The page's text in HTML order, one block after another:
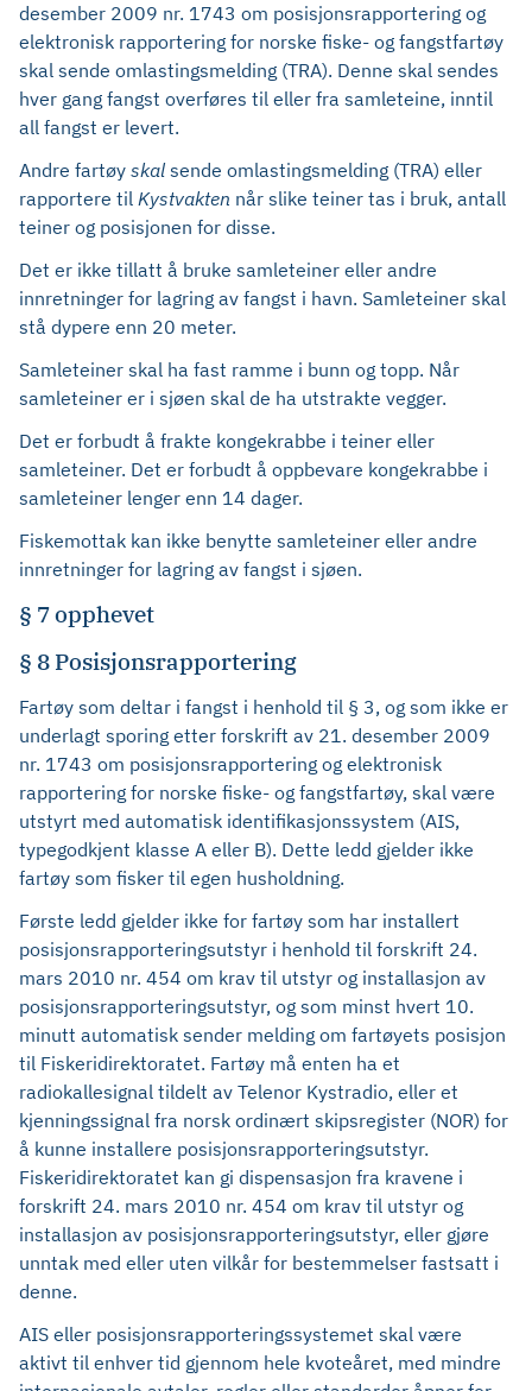
desember 2009 nr. 1743 om posisjonsrapportering og
elektronisk rapportering for norske fiske- og fangstfartøy
skal sende omlastingsmelding (TRA). Denne skal sendes
hver gang fangst overføres til eller fra samleteine, inntil
all fangst er levert.
Andre fartøy skal sende omlastingsmelding (TRA) eller
rapportere til Kystvakten når slike teiner tas i bruk, antall
teiner og posisjonen for disse.
Det er ikke tillatt å bruke samleteiner eller andre
innretninger for lagring av fangst i havn. Samleteiner skal
stå dypere enn 20 meter.
Samleteiner skal ha fast ramme i bunn og topp. Når
samleteiner er i sjøen skal de ha utstrakte vegger.
Det er forbudt å frakte kongekrabbe i teiner eller
samleteiner. Det er forbudt å oppbevare kongekrabbe i
samleteiner lenger enn 14 dager.
Fiskemottak kan ikke benytte samleteiner eller andre
innretninger for lagring av fangst i sjøen.
§ 7 opphevet
§ 8 Posisjonsrapportering
Fartøy som deltar i fangst i henhold til § 3, og som ikke er
underlagt sporing etter forskrift av 21. desember 2009
nr. 1743 om posisjonsrapportering og elektronisk
rapportering for norske fiske- og fangstfartøy, skal være
utstyrt med automatisk identifikasjonssystem (AIS,
typegodkjent klasse A eller B). Dette ledd gjelder ikke
fartøy som fisker til egen husholdning.
Første ledd gjelder ikke for fartøy som har installert
posisjonsrapporteringsutstyr i henhold til forskrift 24.
mars 2010 nr. 454 om krav til utstyr og installasjon av
posisjonsrapporteringsutstyr, og som minst hvert 10.
minutt automatisk sender melding om fartøyets posisjon
til Fiskeridirektoratet. Fartøy må enten ha et
radiokallesignal tildelt av Telenor Kystradio, eller et
kjenningssignal fra norsk ordinært skipsregister (NOR) for
å kunne installere posisjonsrapporteringsutstyr.
Fiskeridirektoratet kan gi dispensasjon fra kravene i
forskrift 24. mars 2010 nr. 454 om krav til utstyr og
installasjon av posisjonsrapporteringsutstyr, eller gjøre
unntak med eller uten vilkår for bestemmelser fastsatt i
denne.
AIS eller posisjonsrapporteringssystemet skal være
aktivt til enhver tid gjennom hele kvoteåret, med mindre